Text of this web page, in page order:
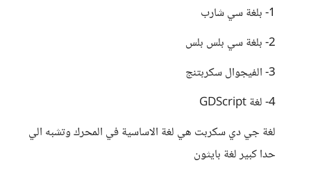
1- بلغة سي شارب
2- بلغة سي بلس بلس
3- الفيجوال سكربتنج
4- لغة GDScript
لغة جي دي سكربت هي لغة الاساسية في المحرك وتشبه الي
حدا كبير لغة بايثون